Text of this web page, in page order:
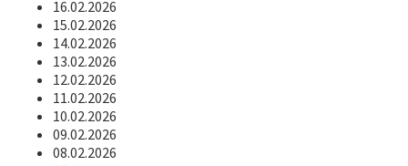
16.02.2026
15.02.2026
14.02.2026
13.02.2026
12.02.2026
11.02.2026
10.02.2026
09.02.2026
08.02.2026